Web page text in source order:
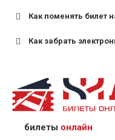
Как поменять билет
Как забрать
назвав кассиру 14-
предъявив
кого оформлен
билеты онлайн